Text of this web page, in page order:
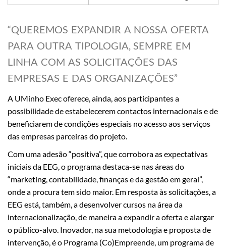
“QUEREMOS EXPANDIR A NOSSA OFERTA
PARA OUTRA TIPOLOGIA, SEMPRE EM
LINHA COM AS SOLICITAÇÕES DAS
EMPRESAS E DAS ORGANIZAÇÕES”
A UMinho Exec oferece, ainda, aos participantes a
possibilidade de estabelecerem contactos internacionais e de
beneficiarem de condições especiais no acesso aos serviços
das empresas parceiras do projeto.
Com uma adesão “positiva”, que corrobora as expectativas
iniciais da EEG, o programa destaca-se nas áreas do
“marketing, contabilidade, finanças e da gestão em geral”,
onde a procura tem sido maior. Em resposta às solicitações, a
EEG está, também, a desenvolver cursos na área da
internacionalização, de maneira a expandir a oferta e alargar
o público-alvo. Inovador, na sua metodologia e proposta de
intervenção, é o Programa (Co)Empreende, um programa de